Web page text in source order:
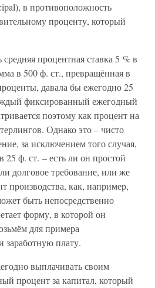
в противоположность
проценту, который
процентная ставка 5 % в
в 500 ф. ст., превращённая в
давала бы ежегодно 25
фиксированный ежегодный
поэтому как процент на
Однако это – чисто
за исключением того случая,
25 ф. ст. – есть ли он простой
долговое требование, или же
производства, как, например,
быть непосредственно
форму, в которой он
для примера
заработную плату.
выплачивать своим
процент за капитал, который